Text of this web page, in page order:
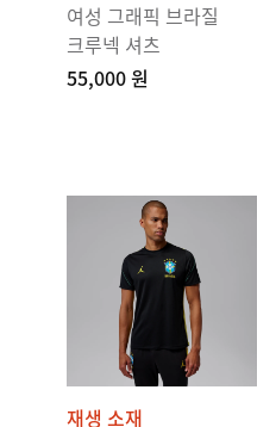
여성 그래픽 브라질
크루넥 셔츠
55,000 원
재생 소재